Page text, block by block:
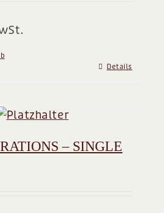
Details
– SINGLE